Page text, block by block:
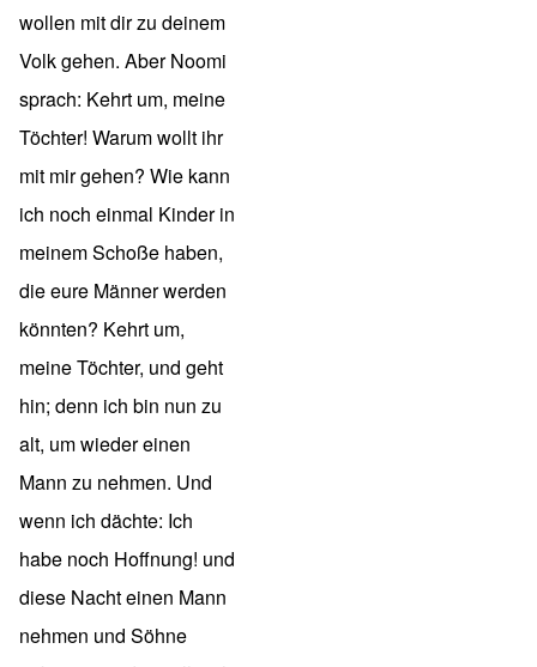
wollen mit dir zu deinem
Volk gehen. Aber Noomi
sprach: Kehrt um, meine
Töchter! Warum wollt ihr
mit mir gehen? Wie kann
ich noch einmal Kinder in
meinem Schoße haben,
die eure Männer werden
könnten? Kehrt um,
meine Töchter, und geht
hin; denn ich bin nun zu
alt, um wieder einen
Mann zu nehmen. Und
wenn ich dächte: Ich
habe noch Hoffnung! und
diese Nacht einen Mann
nehmen und Söhne